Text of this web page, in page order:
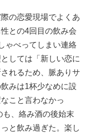
の恋愛現場でよくあ
との4回目の飲み会
ゃべってしまい連絡
しては「新しい恋に
れるため、脈ありサ
みは1杯少なめに設
こと言わなかっ
、絡み酒の後始末
と飲み過ぎた。楽し